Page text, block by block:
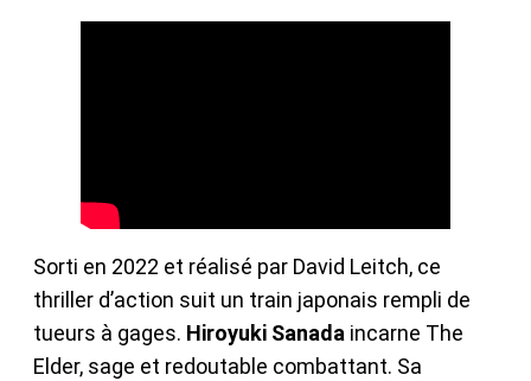
Sorti en 2022 et réalisé par David Leitch, ce
thriller d’action suit un train japonais rempli de
tueurs à gages. Hiroyuki Sanada incarne The
Elder, sage et redoutable combattant. Sa